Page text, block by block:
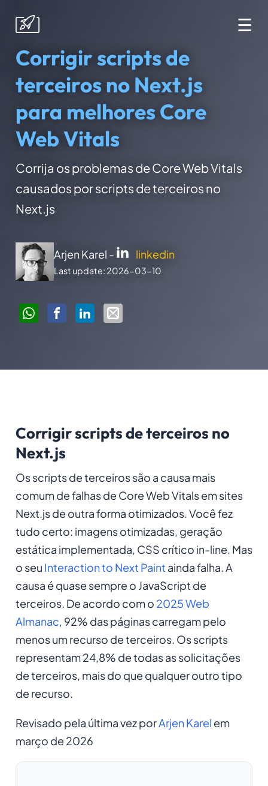
☰
Corrigir scripts de
terceiros no Next.js
para melhores Core
Web Vitals
Corrija os problemas de Core Web Vitals
causados por scripts de terceiros no
Next.js
Arjen Karel - linkedin
Last update: 2026-03-10
Corrigir scripts de terceiros no
Next.js
Os scripts de terceiros são a causa mais
comum de falhas de Core Web Vitals em sites
Next.js de outra forma otimizados. Você fez
tudo certo: imagens otimizadas, geração
estática implementada, CSS crítico in-line. Mas
o seu Interaction to Next Paint ainda falha. A
causa é quase sempre o JavaScript de
terceiros. De acordo com o 2025 Web
Almanac, 92% das páginas carregam pelo
menos um recurso de terceiros. Os scripts
representam 24,8% de todas as solicitações
de terceiros, mais do que qualquer outro tipo
de recurso.
Revisado pela última vez porArjen Karel em
março de 2026